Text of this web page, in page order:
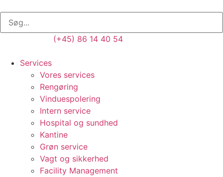
(+45) 86 14 40 54
Services
Vores services
Rengøring
Vinduespolering
Intern service
Hospital og sundhed
Kantine
Grøn service
Vagt og sikkerhed
Facility Management